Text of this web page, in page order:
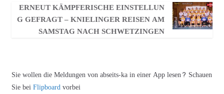
ERNEUT KÄMPFERISCHE EINSTELLUN
G GEFRAGT – KNIELINGER REISEN AM
SAMSTAG NACH SCHWETZINGEN
Sie wollen die Meldungen von abseits-ka in einer App lesen? Schauen
Sie beiFlipboardvorbei